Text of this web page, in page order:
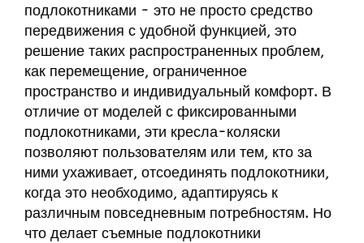
подлокотниками - это не просто средство
передвижения с удобной функцией, это
решение таких распространенных проблем,
как перемещение, ограниченное
пространство и индивидуальный комфорт. В
отличие от моделей с фиксированными
подлокотниками, эти кресла-коляски
позволяют пользователям или тем, кто за
ними ухаживает, отсоединять подлокотники,
когда это необходимо, адаптируясь к
различным повседневным потребностям. Но
что делает съемные подлокотники